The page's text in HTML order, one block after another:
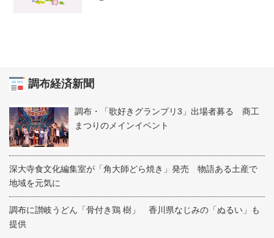
調布経済新聞
調布・「歌好きグランプリ3」出場者募る 商工
まつりのメインイベント
深大寺食文化編集室が「角大師どら焼き」発売 物語ある土産で
地域を元気に
調布に讃岐うどん「骨付き鶏 樹」 香川県なじみの「ぬるい」も
提供